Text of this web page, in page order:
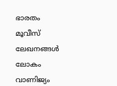
ഭാരതം
മൂവീസ്
ലേഖനങ്ങള്‍
ലോകം
വാണിജ്യം